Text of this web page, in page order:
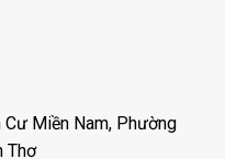
Miền Nam, Phường
Thơ